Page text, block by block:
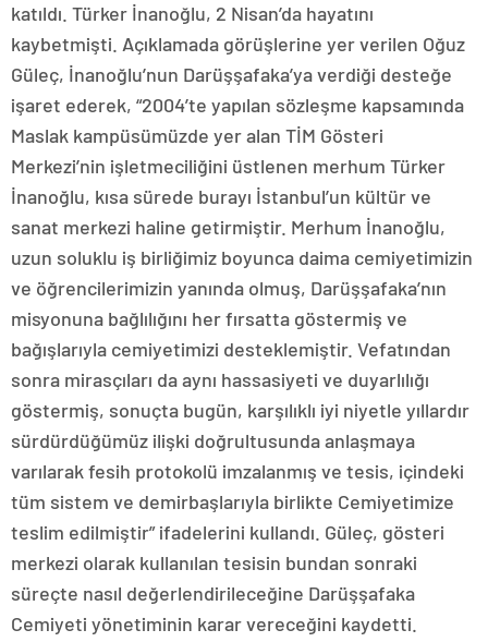
katıldı. Türker İnanoğlu, 2 Nisan’da hayatını
kaybetmişti. Açıklamada görüşlerine yer verilen Oğuz
Güleç, İnanoğlu’nun Darüşşafaka’ya verdiği desteğe
işaret ederek, “2004’te yapılan sözleşme kapsamında
Maslak kampüsümüzde yer alan TİM Gösteri
Merkezi’nin işletmeciliğini üstlenen merhum Türker
İnanoğlu, kısa sürede burayı İstanbul’un kültür ve
sanat merkezi haline getirmiştir. Merhum İnanoğlu,
uzun soluklu iş birliğimiz boyunca daima cemiyetimizin
ve öğrencilerimizin yanında olmuş, Darüşşafaka’nın
misyonuna bağlılığını her fırsatta göstermiş ve
bağışlarıyla cemiyetimizi desteklemiştir. Vefatından
sonra mirasçıları da aynı hassasiyeti ve duyarlılığı
göstermiş, sonuçta bugün, karşılıklı iyi niyetle yıllardır
sürdürdüğümüz ilişki doğrultusunda anlaşmaya
varılarak fesih protokolü imzalanmış ve tesis, içindeki
tüm sistem ve demirbaşlarıyla birlikte Cemiyetimize
teslim edilmiştir” ifadelerini kullandı. Güleç, gösteri
merkezi olarak kullanılan tesisin bundan sonraki
süreçte nasıl değerlendirileceğine Darüşşafaka
Cemiyeti yönetiminin karar vereceğini kaydetti.